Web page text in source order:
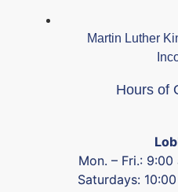
Martin Luther
Hours of
Mon. – Fri.:
Saturdays: